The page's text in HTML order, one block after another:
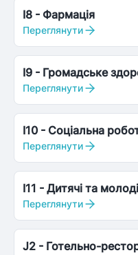
I8 - Фармація
Переглянути
I9 - Громадське
Переглянути
I10 - Соціальна
Переглянути
I11 - Дитячі та
Переглянути
J2 - Готельно-